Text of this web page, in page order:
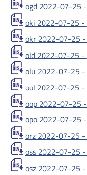
ogd 2022-07-25 -
oki 2022-07-25 -
okr 2022-07-25 -
old 2022-07-25 -
olu 2022-07-25 -
ool 2022-07-25 -
oop 2022-07-25 -
opo 2022-07-25 -
orz 2022-07-25 -
oss 2022-07-25 -
osz 2022-07-25 -